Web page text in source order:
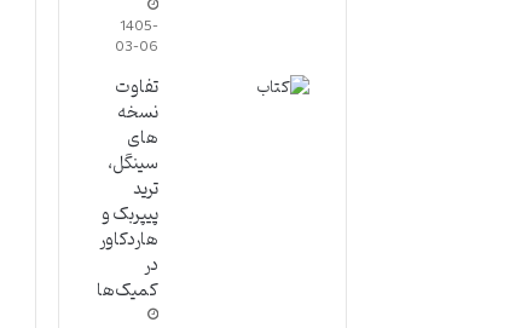
1405-
03-06
تفاوت
نسخه
های
سینگل،
ترید
پیپربک و
هاردکاور
در
کمیک‌ها